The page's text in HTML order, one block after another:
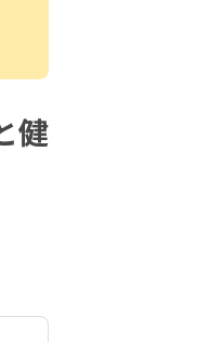
健